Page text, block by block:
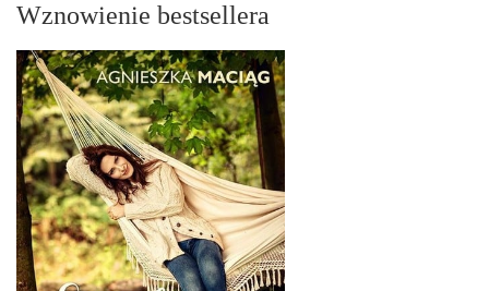
Wznowienie bestsellera